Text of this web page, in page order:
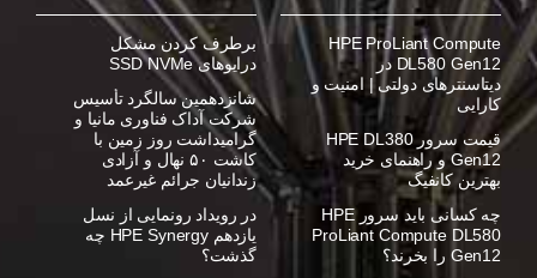
HPE ProLiant Compute
DL580 Gen12 در
دیتاسنترهای دولتی | امنیت و
کارایی
قیمت سرور HPE DL380
Gen12 و راهنمای خرید
بهترین کانفیگ
چه کسانی باید سرور HPE
ProLiant Compute DL580
Gen12 را بخرند؟
برطرف کردن مشکل
درایوهای SSD NVMe
شانزدهمین سالگرد تأسیس
شرکت آداک فناوری مانیا و
گرامیداشت روز زمین با
کاشت ۵۰ نهال و آزادی
زندانیان جرائم غیرعمد
در رویداد رونمایی از نسل
یازدهم HPE Synergy چه
گذشت؟